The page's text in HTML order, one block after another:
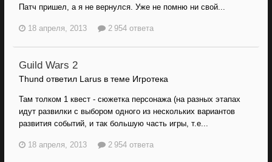
Патч пришел, а я не вернулся. Уже не помню ни свой...
18 апреля, 2013 2 954 ответа
Guild Wars 2
Thund ответил Larus в теме Игротека
Там толком 1 квест - сюжетка персонажа (на разных этапах
идут развилки с выбором одного из нескольких вариантов
развития событий, и так большую часть игры, т.е...
18 апреля, 2013 2 954 ответа